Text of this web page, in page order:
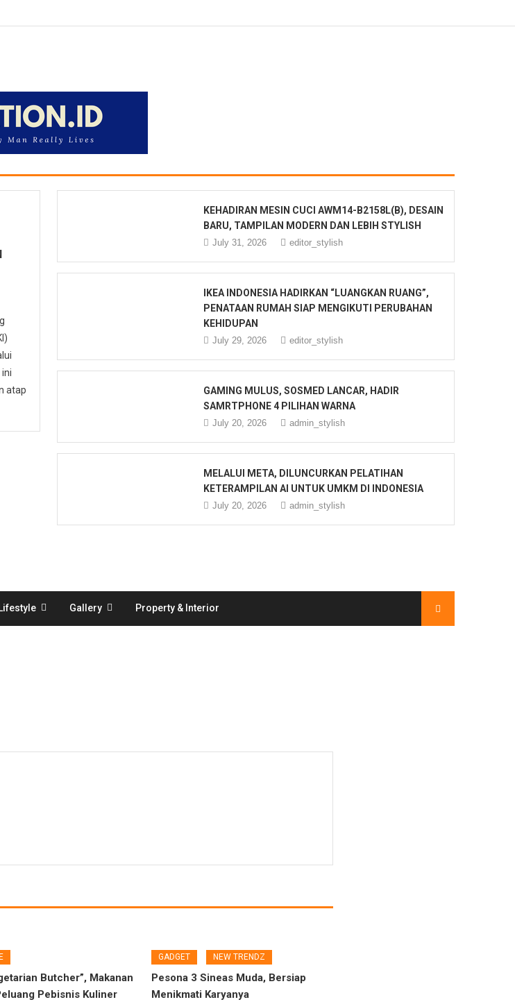
atap
KEHADIRAN MESIN CUCI AWM14-B2158L(B), DESAIN
BARU, TAMPILAN MODERN DAN LEBIH STYLISH
July 31, 2026 editor_stylish
IKEA INDONESIA HADIRKAN “LUANGKAN RUANG”,
PENATAAN RUMAH SIAP MENGIKUTI PERUBAHAN
KEHIDUPAN
July 29, 2026 editor_stylish
GAMING MULUS, SOSMED LANCAR, HADIR
SAMRTPHONE 4 PILIHAN WARNA
July 20, 2026 admin_stylish
MELALUI META, DILUNCURKAN PELATIHAN
KETERAMPILAN AI UNTUK UMKM DI INDONESIA
July 20, 2026 admin_stylish
Lifestyle Gallery Property & Interior
Butcher”, Makanan
Pebisnis Kuliner
GADGET NEW TRENDZ
Pesona 3 Sineas Muda, Bersiap
Menikmati Karyanya